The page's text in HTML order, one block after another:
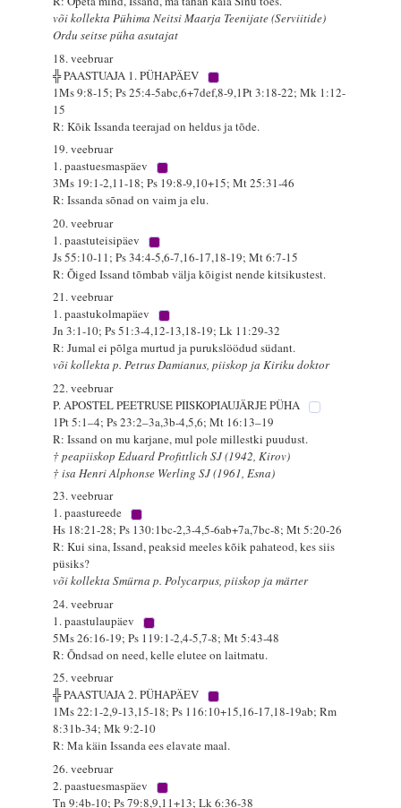
või kollekta Pühima Neitsi Maarja Teenijate (Serviitide)
Ordu seitse püha asutajat
18. veebruar
╬ PAASTUAJA 1. PÜHAPÄEV
1Ms 9:8-15; Ps 25:4-5abc,6+7def,8-9,1Pt 3:18-22; Mk 1:12-
15
R: Kõik Issanda teerajad on heldus ja tõde.
19. veebruar
1. paastuesmaspäev
3Ms 19:1-2,11-18; Ps 19:8-9,10+15; Mt 25:31-46
R: Issanda sõnad on vaim ja elu.
20. veebruar
1. paastuteisipäev
Js 55:10-11; Ps 34:4-5,6-7,16-17,18-19; Mt 6:7-15
R: Õiged Issand tõmbab välja kõigist nende kitsikustest.
21. veebruar
1. paastukolmapäev
Jn 3:1-10; Ps 51:3-4,12-13,18-19; Lk 11:29-32
R: Jumal ei põlga murtud ja purukslöödud südant.
või kollekta p. Petrus Damianus, piiskop ja Kiriku doktor
22. veebruar
P. APOSTEL PEETRUSE PIISKOPIAUJÄRJE PÜHA
1Pt 5:1–4; Ps 23:2–3a,3b-4,5,6; Mt 16:13–19
R: Issand on mu karjane, mul pole millestki puudust.
† peapiiskop Eduard Profittlich SJ (1942, Kirov)
† isa Henri Alphonse Werling SJ (1961, Esna)
23. veebruar
1. paastureede
Hs 18:21-28; Ps 130:1bc-2,3-4,5-6ab+7a,7bc-8; Mt 5:20-26
R: Kui sina, Issand, peaksid meeles kõik pahateod, kes siis
püsiks?
või kollekta Smürna p. Polycarpus, piiskop ja märter
24. veebruar
1. paastulaupäev
5Ms 26:16-19; Ps 119:1-2,4-5,7-8; Mt 5:43-48
R: Õndsad on need, kelle elutee on laitmatu.
25. veebruar
╬ PAASTUAJA 2. PÜHAPÄEV
1Ms 22:1-2,9-13,15-18; Ps 116:10+15,16-17,18-19ab; Rm
8:31b-34; Mk 9:2-10
R: Ma käin Issanda ees elavate maal.
26. veebruar
2. paastuesmaspäev
Tn 9:4b-10; Ps 79:8,9,11+13; Lk 6:36-38